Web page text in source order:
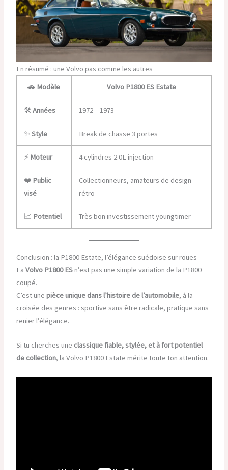
En résumé : une Volvo pas comme les autres
🚗 Modèle Volvo P1800 ES Estate
🛠️Années 1972 – 1973
✨Style Break de chasse 3 portes
⚡ Moteur 4 cylindres 2.0L injection
❤️ Public
visé
Collectionneurs, amateurs de design
rétro
📈 Potentiel Très bon investissement youngtimer
Conclusion : la P1800 Estate, l’élégance suédoise sur roues
La Volvo P1800 ESn’est pas une simple variation de la P1800
coupé.
C’est une pièce unique dans l’histoire de l’automobile, à la
croisée des genres : sportive sans être radicale, pratique sans
renier l’élégance.
Si tu cherches une classique fiable, stylée, et à fort potentiel
de collection, la Volvo P1800 Estate mérite toute ton attention.